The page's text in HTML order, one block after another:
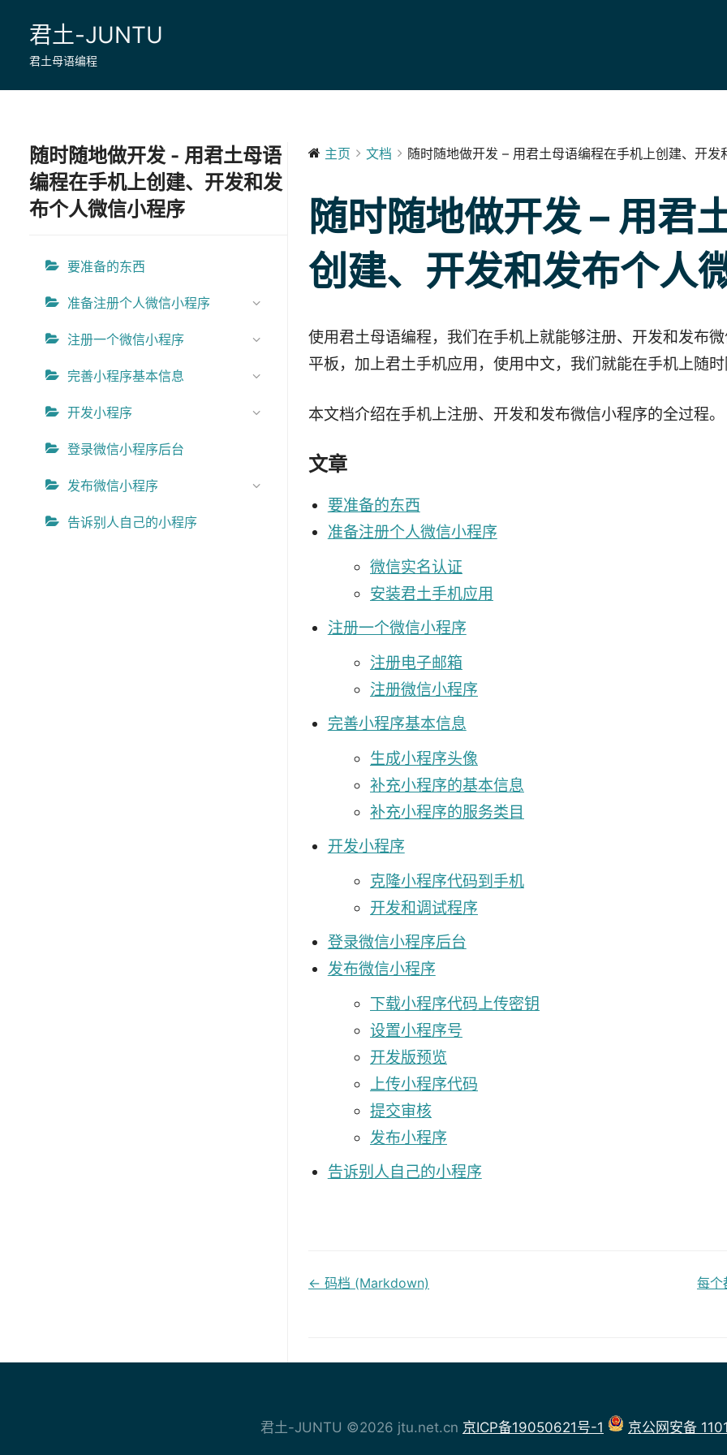
content
君土-JUNTU
君土母语编程
随时随地做开发 - 用君土母语
编程在手机上创建、开发和发
布个人微信小程序
要准备的东西
准备注册个人微信小程序
注册一个微信小程序
完善小程序基本信息
开发小程序
登录微信小程序后台
发布微信小程序
告诉别人自己的小程序
主页 文档 随时随地做开发 – 用君土母语编程在手机上创建、开发
随时随地做开发 – 用君
创建、开发和发布个人
使用君土母语编程，我们在手机上就能够注册、开发和发布
平板，加上君土手机应用，使用中文，我们就能在手机上随时
本文档介绍在手机上注册、开发和发布微信小程序的全过程。
文章
要准备的东西
准备注册个人微信小程序
微信实名认证
安装君土手机应用
注册一个微信小程序
注册电子邮箱
注册微信小程序
完善小程序基本信息
生成小程序头像
补充小程序的基本信息
补充小程序的服务类目
开发小程序
克隆小程序代码到手机
开发和调试程序
登录微信小程序后台
发布微信小程序
下载小程序代码上传密钥
设置小程序号
开发版预览
上传小程序代码
提交审核
发布小程序
告诉别人自己的小程序
导
← 码档 (Markdown)
每个
君土-JUNTU ©2026 jtu.net.cn 京ICP备19050621号-1 京公网安备